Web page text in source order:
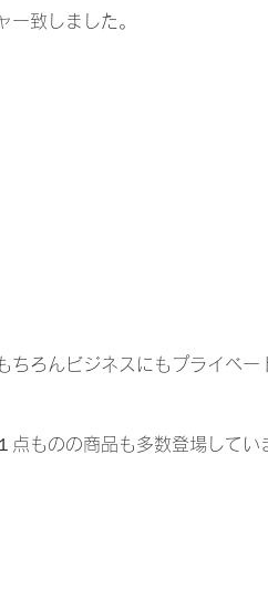
ー致しました。
ちろんビジネスにもプライベ
点ものの商品も多数登場してい